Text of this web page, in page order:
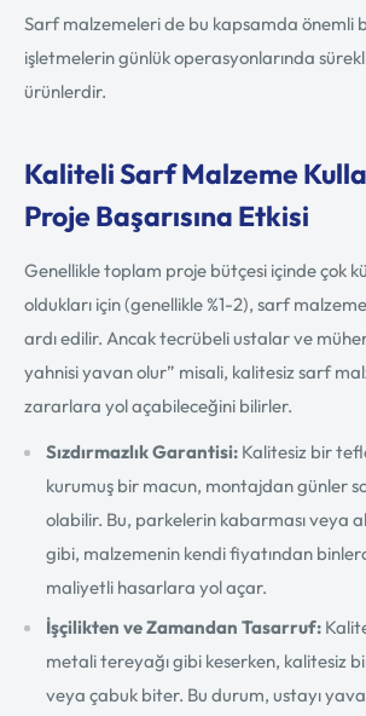
Sarf malzemeleri de bu kapsamda önemli
işletmelerin günlük operasyonlarında
ürünlerdir.
Kaliteli Sarf Malzeme
Proje Başarısına Etkisi
Genellikle toplam proje bütçesi içinde çok
oldukları için (genellikle %1-2), sarf
ardı edilir. Ancak tecrübeli ustalar ve
yahnisi yavan olur” misali, kalitesiz sarf
zararlara yol açabileceğini bilirler.
Sızdırmazlık Garantisi: Kalitesiz bir
kurumuş bir macun, montajdan günler
olabilir. Bu, parkelerin kabarması veya
gibi, malzemenin kendi fiyatından
maliyetli hasarlara yol açar.
İşçilikten ve Zamandan Tasarruf:
metali tereyağı gibi keserken, kalitesiz bir
veya çabuk biter. Bu durum, ustayı